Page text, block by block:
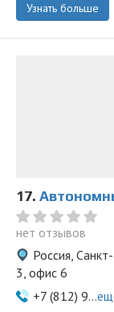
Узнать больше
17. Автономный
нет отзывов
Россия,
3, офис 6
+7 (812) 9...